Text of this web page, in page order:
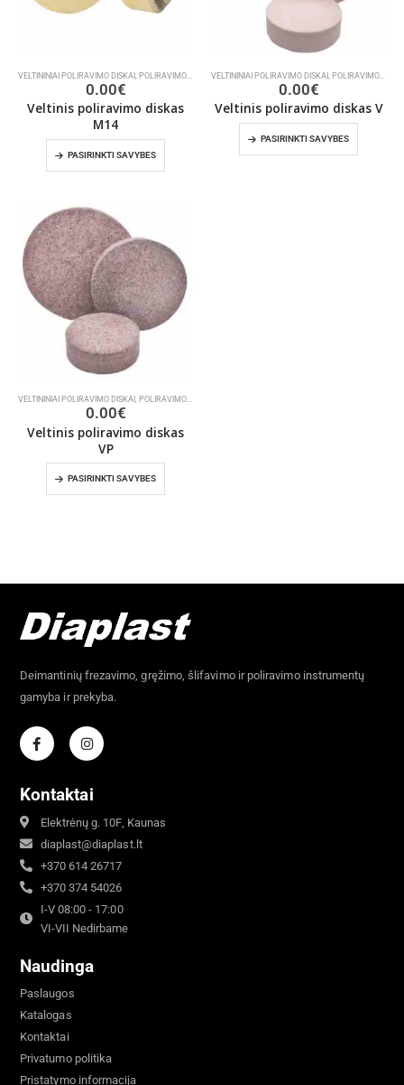
VELTININIAI POLIRAVIMO DISKAI POLIRAVIMO DISKAI ,ŠLIFAVIMO/POLIRAVIMO INSTRUMENTAI
0.00€
Veltinis poliravimo diskas
M14
PASIRINKTI SAVYBES
VELTININIAI POLIRAVIMO DISKAI POLIRAVIMO DISKAI
0.00€
Veltinis poliravimo diskas V
PASIRINKTI SAVYBES
VELTININIAI POLIRAVIMO DISKAI POLIRAVIMO DISKAI
0.00€
Veltinis poliravimo diskas
VP
PASIRINKTI SAVYBES
Deimantinių frezavimo, gręžimo, šlifavimo ir poliravimo instrumentų
gamyba ir prekyba.
Kontaktai
Elektrėnų g. 10F, Kaunas
diaplast@diaplast.lt
+370 614 26717
+370 374 54026
I-V 08:00 - 17:00
VI-VII Nedirbame
Naudinga
Paslaugos
Katalogas
Kontaktai
Privatumo politika
Pristatymo informacija